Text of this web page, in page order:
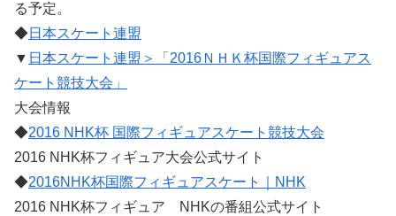
る予定。
◆日本スケート連盟
▼ 日本スケート連盟＞「2016ＮＨＫ杯国際フィギュアス
ケート競技大会」
大会情報
◆2016 NHK杯 国際フィギュアスケート競技大会
2016 NHK杯フィギュア大会公式サイト
◆2016NHK杯国際フィギュアスケート｜NHK
2016 NHK杯フィギュア NHKの番組公式サイト